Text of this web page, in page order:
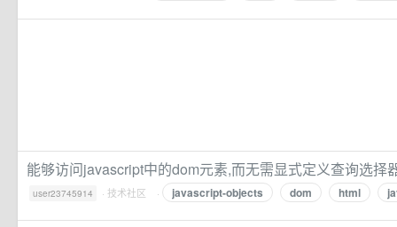
能够访问javascript中的dom元素,而无需显式定义查询选择
user23745914 · 技术社区 · javascript-objects dom html